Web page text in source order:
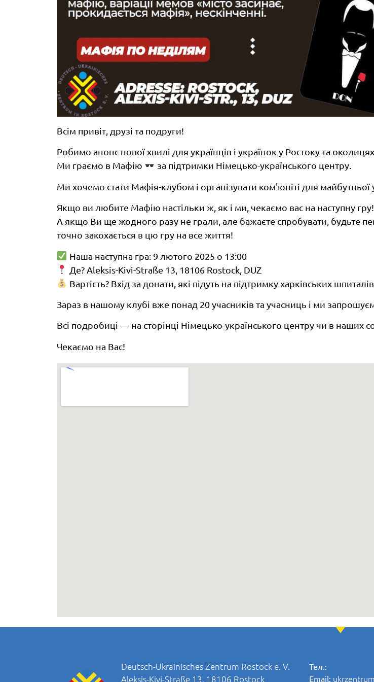
Всім привіт, друзі та подруги!
Робимо анонс нової хвилі для українців і українок у Ростоку та
Ми граємо в Мафію
за підтримки Німецько-українського центру.
Ми хочемо стати Мафія-клубом і організувати ком'юніті для майбутньої
Якщо ви любите Мафію настільки ж, як і ми, чекаємо вас на наступну гру!
А якщо Ви ще жодного разу не грали, але бажаєте спробувати, будьте
точно закохається в цю гру на все життя!
Наша наступна гра: 9 лютого 2025 о 13:00
Де? Aleksis-Kivi-Straße 13, 18106 Rostock, DUZ
Вартість? Вхід за донати, які підуть на підтримку харківських шпиталів.
Зараз в нашому клубі вже понад 20 учасників та учасниць і ми
Всі подробиці — на сторінці Німецько-українського центру чи в наших
Чекаємо на Вас!
Deutsch-Ukrainisches Zentrum Rostock e. V.
Aleksis-Kivi-Straße 13, 18106 Rostock
Тел.:
Email: